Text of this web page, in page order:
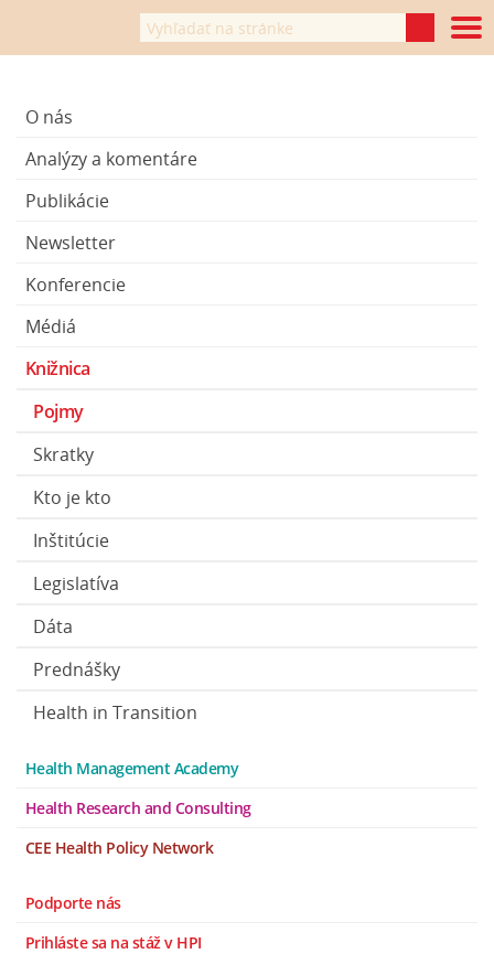
O nás
Analýzy a komentáre
Publikácie
Newsletter
Konferencie
Médiá
Knižnica
Pojmy
Skratky
Kto je kto
Inštitúcie
Legislatíva
Dáta
Prednášky
Health in Transition
Health Management Academy
Health Research and Consulting
CEE Health Policy Network
Podporte nás
Prihláste sa na stáž v HPI